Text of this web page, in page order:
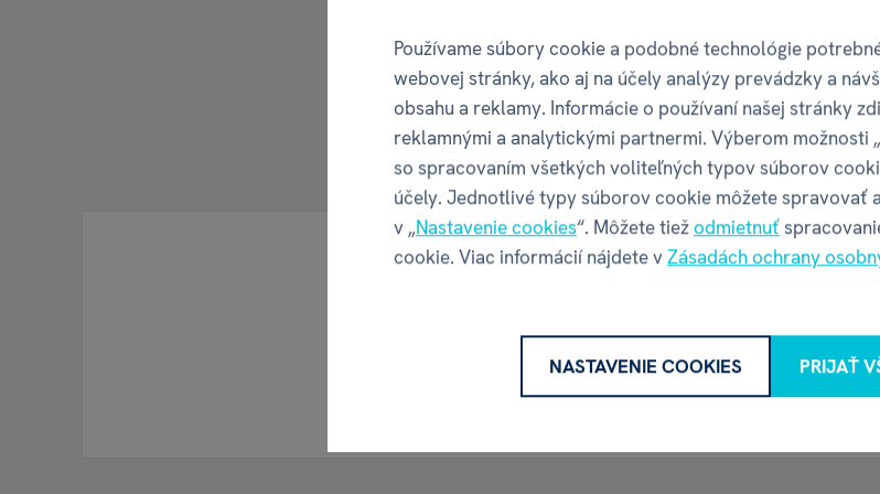
Recenzia
Máte skúsenosť s týmto
Používame súbory cookie a podobné technológie
webovej stránky, ako aj na účely analýzy prevádzky a
obsahu a reklamy. Informácie o používaní našej stránky
reklamnými a analytickými partnermi. Výberom možnosti „
so spracovaním všetkých voliteľných typov súborov
účely. Jednotlivé typy súborov cookie môžete spravovať
v „Nastavenie cookies“. Môžete tiežodmietnuť
cookie. Viac informácií nájdete vZásadách ochrany
NASTAVENIE COOKIES PRIJAŤ